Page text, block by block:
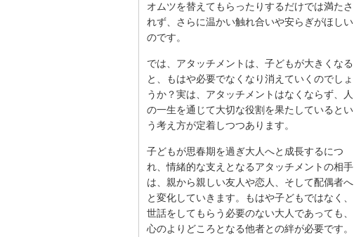
オムツを替えてもらったりするだけでは満たさ
れず、さらに温かい触れ合いや安らぎがほしい
のです。
では、アタッチメントは、子どもが大きくなる
と、もはや必要でなくなり消えていくのでしょ
うか？実は、アタッチメントはなくならず、人
の一生を通じて大切な役割を果たしているとい
う考え方が定着しつつあります。
子どもが思春期を過ぎ大人へと成長するにつ
れ、情緒的な支えとなるアタッチメントの相手
は、親から親しい友人や恋人、そして配偶者へ
と変化していきます。もはや子どもではなく、
世話をしてもらう必要のない大人であっても、
心のよりどころとなる他者との絆が必要です。